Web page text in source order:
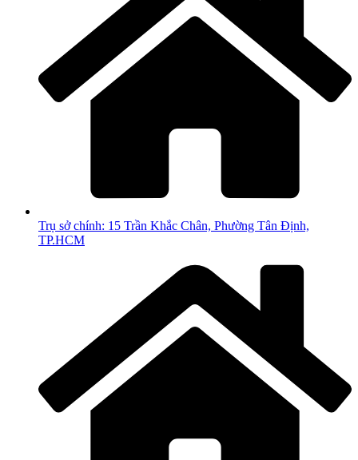
Trụ sở chính: 15 Trần Khắc Chân, Phường Tân Định,
TP.HCM